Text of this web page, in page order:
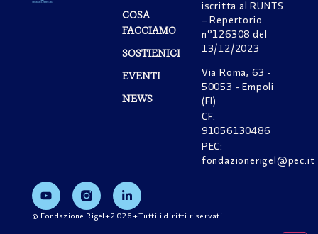
COSA
FACCIAMO
SOSTIENICI
EVENTI
NEWS
iscritta al RUNTS
– Repertorio
n°126308 del
13/12/2023
Via Roma, 63 -
50053 - Empoli
(FI)
CF:
91056130486
PEC:
fondazionerigel@pec.it
© Fondazione Rigel+2026+Tutti i diritti riservati.